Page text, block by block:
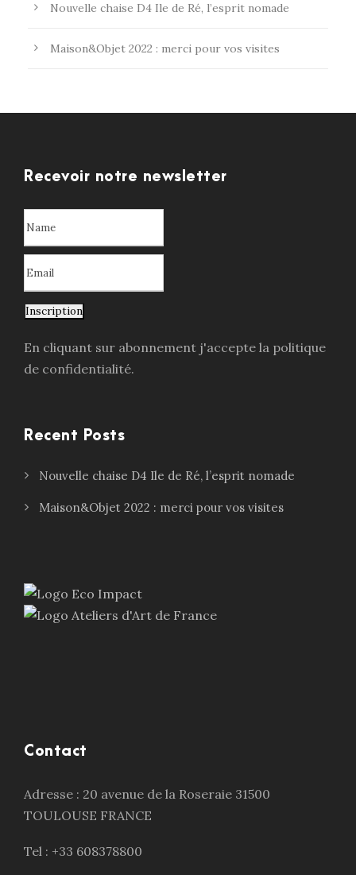
Nouvelle chaise D4 Ile de Ré, l’esprit nomade
Maison&Objet 2022 : merci pour vos visites
Recevoir notre newsletter
Inscription
En cliquant sur abonnement j'accepte la politique
de confidentialité.
Recent Posts
Nouvelle chaise D4 Ile de Ré, l’esprit nomade
Maison&Objet 2022 : merci pour vos visites
Contact
Adresse : 20 avenue de la Roseraie 31500
TOULOUSE FRANCE
Tel : +33 608378800